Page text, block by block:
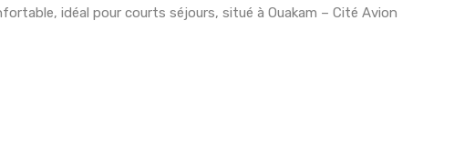
idéal pour courts séjours, situé à Ouakam – Cité Avion